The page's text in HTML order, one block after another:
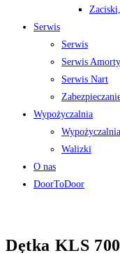
Serwis
Serwis
Serwis
Serwis Nart
Wypożyczalnia
Wypożyczalnia
Walizki
O nas
DoorToDoor
Dętka KLS